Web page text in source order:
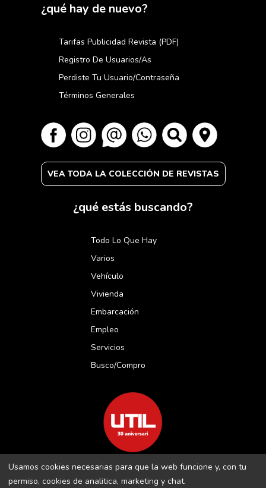
Usamos cookies necesarias para que la web funcione y, con tu
permiso, cookies de analitica, marketing y chat.
¿qué hay de nuevo?
Tarifas Publicidad Revista (PDF)
Registro De Usuarios/as
Perdiste Tu Usuario/contraseña
Términos Generales
VEA TODA LA COLECCIÓN DE REVISTAS
¿qué estás buscando?
Todo Lo Que Hay
Varios
Vehículo
Vivienda
Embarcación
Empleo
Servicios
Busco/compro
REVISTA UTIL MENORCA S.L C/ BORJA MOLL, 18 · 07703 MAÓ-